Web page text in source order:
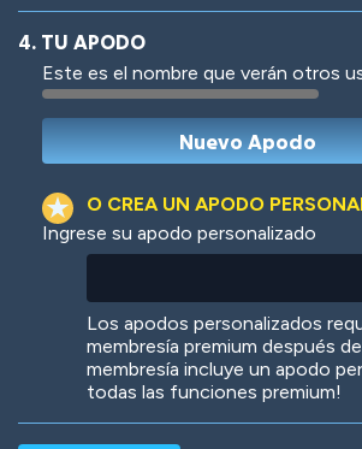
Woof Jungle Cats
4. TU APODO
Este es el nombre que verán otros
O CREA UN APODO
Ingrese su apodo personalizado
Los apodos personalizados
membresía premium después
membresía incluye un apodo
todas las funciones premium!